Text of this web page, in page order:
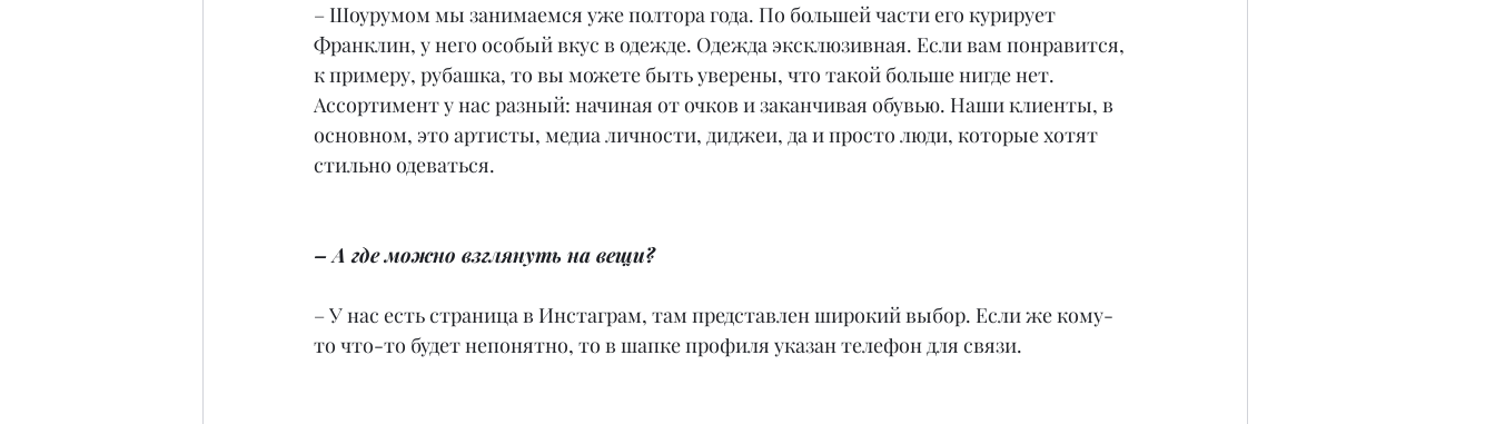
– Шоурумом мы занимаемся уже полтора года. По большей части его курирует
Франклин, у него особый вкус в одежде. Одежда эксклюзивная. Если вам понравится,
к примеру, рубашка, то вы можете быть уверены, что такой больше нигде нет.
Ассортимент у нас разный: начиная от очков и заканчивая обувью. Наши клиенты, в
основном, это артисты, медиа личности, диджеи, да и просто люди, которые хотят
стильно одеваться.
– А где можно взглянуть на вещи?
– У нас есть страница в Инстаграм, там представлен широкий выбор. Если же кому-
то что-то будет непонятно, то в шапке профиля указан телефон для связи.